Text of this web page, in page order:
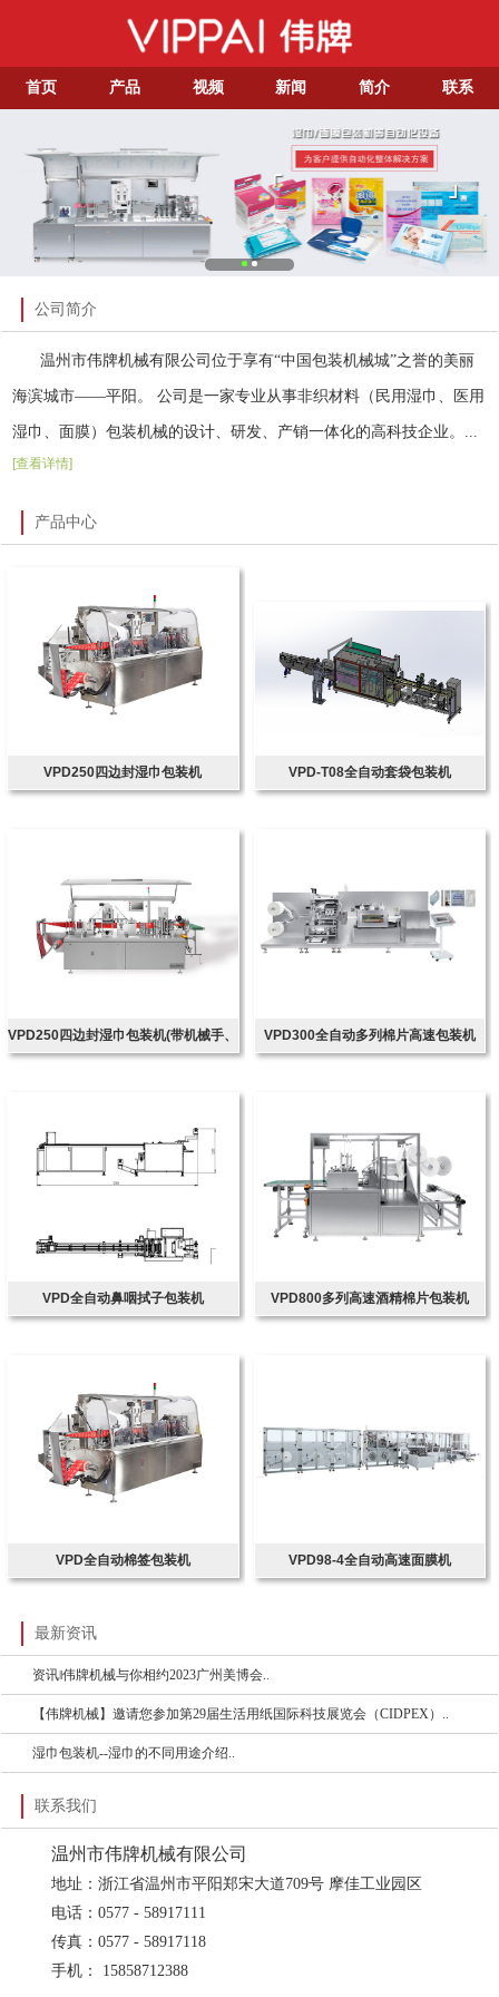
首页 产品 视频 新闻 简介 联系
公司简介
温州市伟牌机械有限公司位于享有“中国包装机械城”之誉的美丽
海滨城市——平阳。 公司是一家专业从事非织材料（民用湿巾、医用
湿巾、面膜）包装机械的设计、研发、产销一体化的高科技企业。...
[查看详情]
产品中心
VPD250四边封湿巾包装机 VPD-T08全自动套袋包装机
VPD250四边封湿巾包装机(带机械手、 VPD300全自动多列棉片高速包装机
VPD全自动鼻咽拭子包装机 VPD800多列高速酒精棉片包装机
VPD全自动棉签包装机 VPD98-4全自动高速面膜机
最新资讯
资讯‖伟牌机械与你相约2023广州美博会..
【伟牌机械】邀请您参加第29届生活用纸国际科技展览会（CIDPEX）..
湿巾包装机--湿巾的不同用途介绍..
联系我们
温州市伟牌机械有限公司
地址：浙江省温州市平阳郑宋大道709号 摩佳工业园区
电话：0577 - 58917111
传真：0577 - 58917118
手机： 15858712388